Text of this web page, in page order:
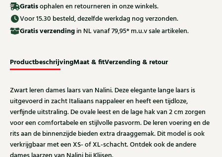
Gratisophalen en retourneren in onze winkels.
Voor 15.30 besteld, dezelfde werkdag nog verzonden.
Gratisverzending in NL vanaf 79,95* m.u.v sale artikelen.
ProductbeschrijvingMaat & fitVerzending & retour
Zwart leren dames laars van Nalini. Deze elegante lange laars is
uitgevoerd in zacht Italiaans nappaleer en heeft een tijdloze,
verfijnde uitstraling. De ovale leest en de lage hak van 2 cm zorgen
voor een comfortabele en stijlvolle pasvorm. De leren voering en de
rits aan de binnenzijde bieden extra draaggemak. Dit model is ook
verkrijgbaar met een XS- of XL-schacht. Ontdek ook de andere